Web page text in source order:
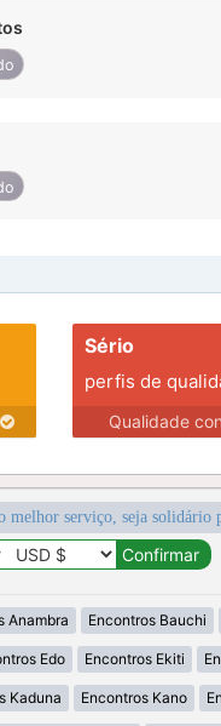
Sério
perfis de
Qualidade
melhor serviço, seja solidário
Anambra Encontros Bauchi
Edo Encontros Ekiti
Kaduna Encontros Kano